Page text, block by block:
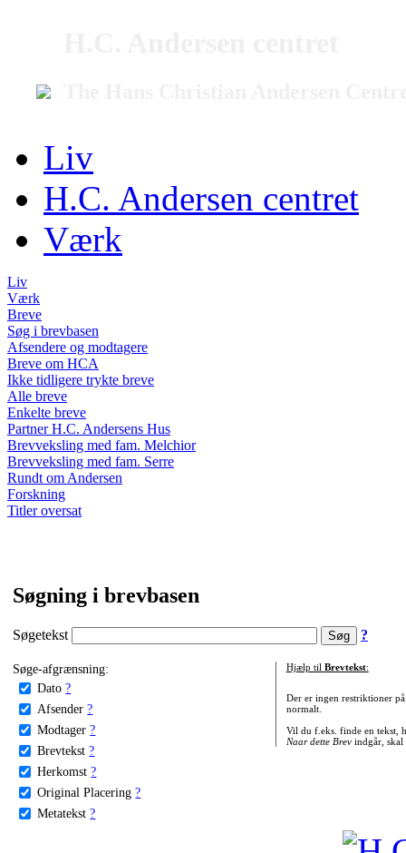
Liv
H.C. Andersen centret
Værk
Liv
Værk
Breve
Søg i brevbasen
Afsendere og modtagere
Breve om HCA
Ikke tidligere trykte breve
Alle breve
Enkelte breve
Partner H.C. Andersens Hus
Brevveksling med fam. Melchior
Brevveksling med fam. Serre
Rundt om Andersen
Forskning
Titler oversat
Søgning i brevbasen
Søgetekst ?
Søge-afgrænsning:
Dato ?
Afsender ?
Modtager ?
Brevtekst ?
Herkomst ?
Original Placering ?
Metatekst ?
Hjælp til Brevtekst:
Der er ingen restriktioner
normalt.
Vil du f.eks. finde en tekst,
Naar dette Brevindgår, skal